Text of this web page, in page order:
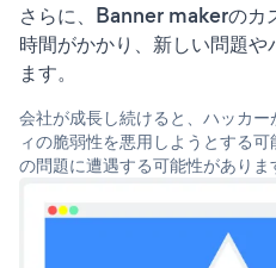
さらに、Banner makerのカ
時間がかかり、新しい問題
ます。
会社が成長し続けると、ハッカ
ィの脆弱性を悪用しようとする
の問題に遭遇する可能性がありま